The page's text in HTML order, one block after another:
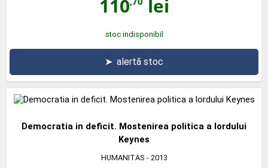
110 lei
stoc indisponibil
➤ alertă stoc
Democratia in deficit. Mostenirea politica a lordului
Keynes
HUMANITAS - 2013